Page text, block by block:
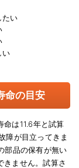
たい
い
命の目安
は11.6年と試算
障が目立ってきま
部品の保有が無い
きません。試算さ